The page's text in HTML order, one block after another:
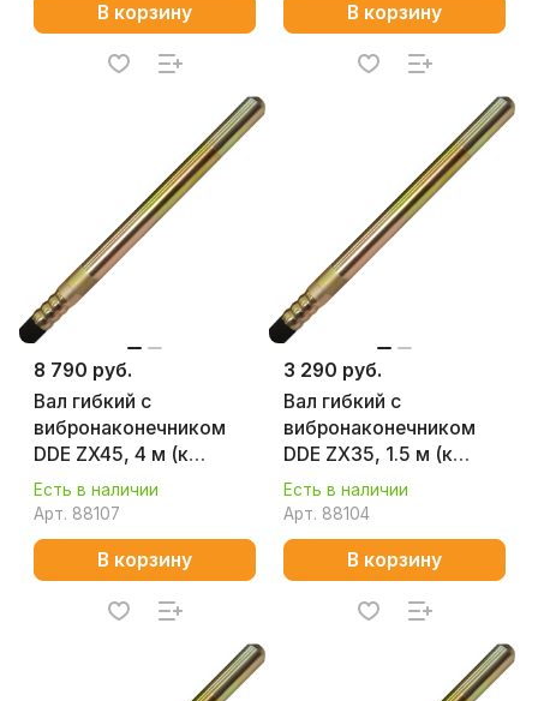
В корзину В корзину
8 790 руб.
Вал гибкий с
вибронаконечником
DDE ZX45, 4 м (к
VD2330Z) 241-727
Есть в наличии
Арт. 88107
В корзину
3 290 руб.
Вал гибкий с
вибронаконечником
DDE ZX35, 1.5 м (к
VD850Z) 241-697
Есть в наличии
Арт. 88104
В корзину